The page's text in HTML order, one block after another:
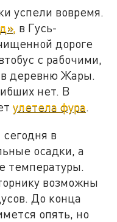
успели вовремя.
в Гусь-
дороге
с рабочими,
в деревню Жары.
нет. В
улетела фура.
в
осадки, а
температуры.
возможны
До конца
опять, но